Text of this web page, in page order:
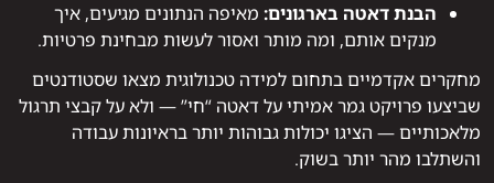
הבנת דאטה בארגונים: מאיפה הנתונים מגיעים, איך
מנקים אותם, ומה מותר ואסור לעשות מבחינת פרטיות.
מחקרים אקדמיים בתחום למידה טכנולוגית מצאו שסטודנטים
שביצעו פרויקט גמר אמיתי על דאטה “חי” — ולא על קבצי תרגול
מלאכותיים — הציגו יכולות גבוהות יותר בראיונות עבודה
והשתלבו מהר יותר בשוק.